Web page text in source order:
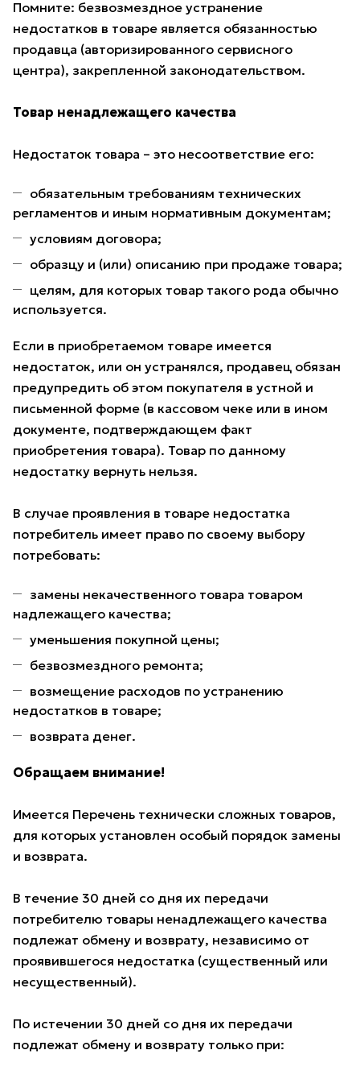
Помните: безвозмездное устранение
недостатков в товаре является обязанностью
продавца (авторизированного сервисного
центра), закрепленной законодательством.
Товар ненадлежащего качества
Недостаток товара – это несоответствие его:
обязательным требованиям технических
регламентов и иным нормативным документам;
условиям договора;
образцу и (или) описанию при продаже товара;
целям, для которых товар такого рода обычно
используется.
Если в приобретаемом товаре имеется
недостаток, или он устранялся, продавец обязан
предупредить об этом покупателя в устной и
письменной форме (в кассовом чеке или в ином
документе, подтверждающем факт
приобретения товара). Товар по данному
недостатку вернуть нельзя.
В случае проявления в товаре недостатка
потребитель имеет право по своему выбору
потребовать:
замены некачественного товара товаром
надлежащего качества;
уменьшения покупной цены;
безвозмездного ремонта;
возмещение расходов по устранению
недостатков в товаре;
возврата денег.
Обращаем внимание!
Имеется Перечень технически сложных товаров,
для которых установлен особый порядок замены
и возврата.
В течение 30 дней со дня их передачи
потребителю товары ненадлежащего качества
подлежат обмену и возврату, независимо от
проявившегося недостатка (существенный или
несущественный).
По истечении 30 дней со дня их передачи
подлежат обмену и возврату только при: